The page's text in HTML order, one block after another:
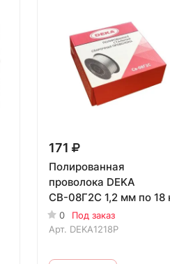
171
Полированная
проволока DEKA
СВ-08Г2С 1,2 мм по 18
0
Под заказ
Арт. DEKA1218P